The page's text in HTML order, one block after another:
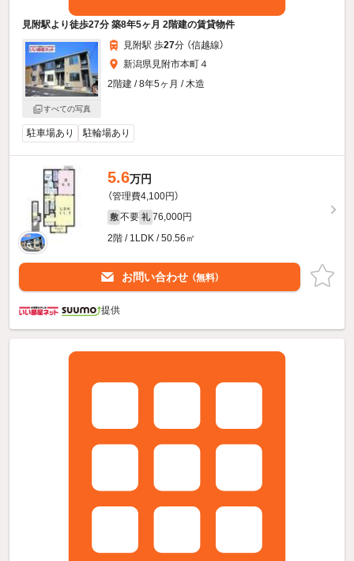
見附駅より徒歩27分 築8年5ヶ月 2階建の賃貸物件
すべての写真
見附駅 歩27分 （信越線）
新潟県見附市本町４
2階建 / 8年5ヶ月 / 木造
駐車場あり 駐輪場あり
5.6万円
（管理費4,100円）
敷 不要 礼 76,000円
2階 / 1LDK / 50.56㎡
お問い合わせ （無料）
提供